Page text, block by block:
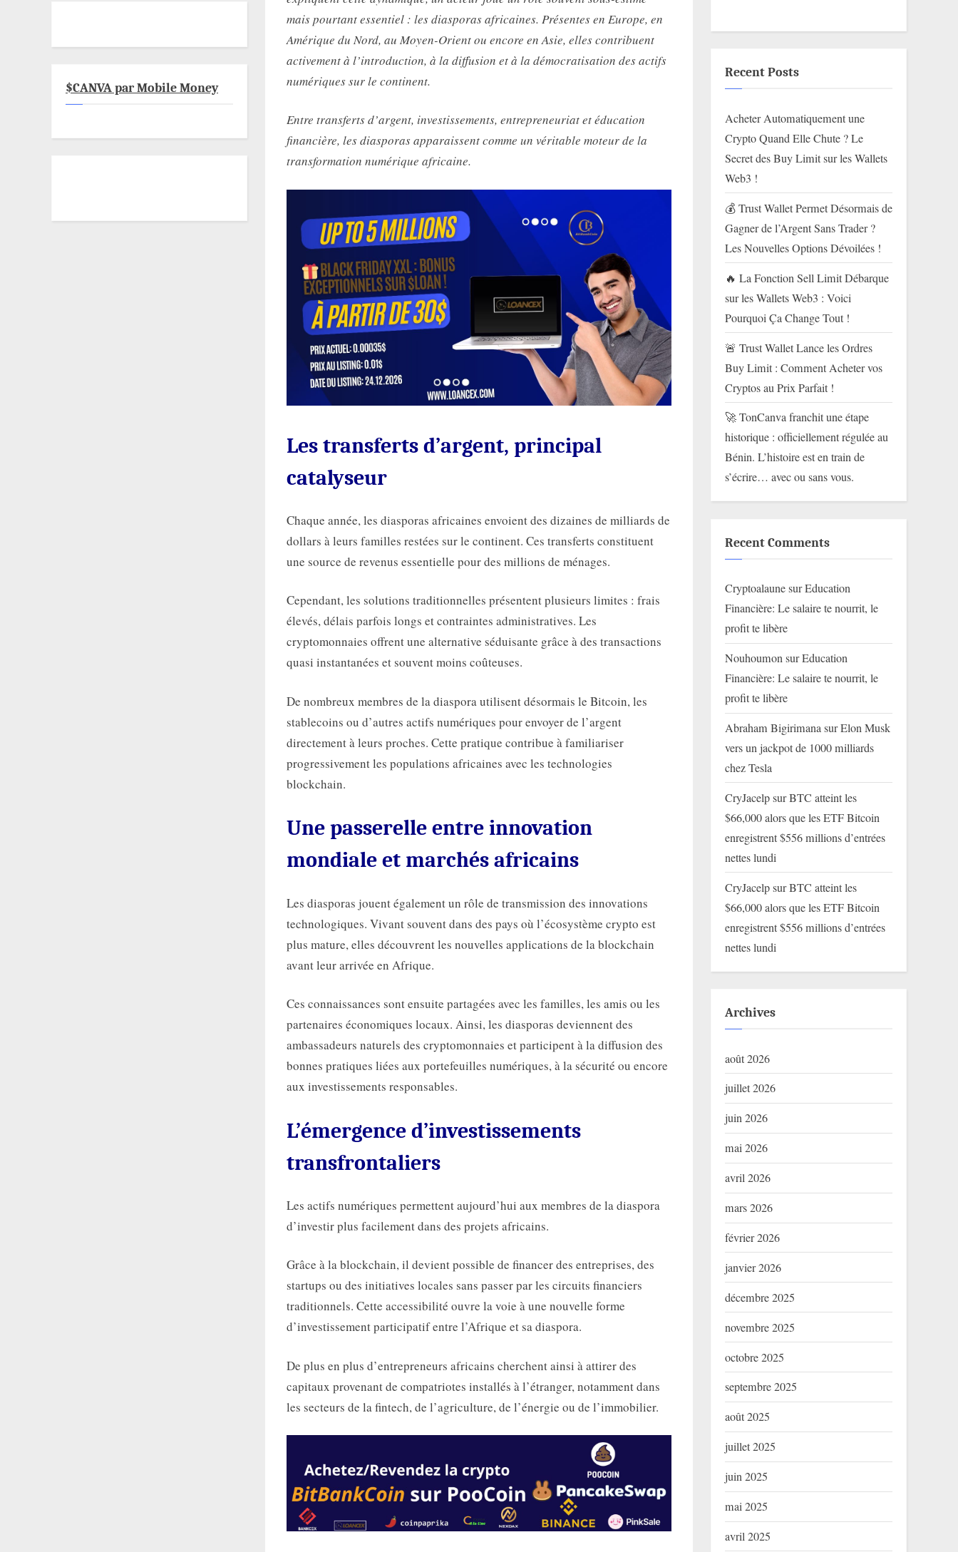
mais pourtant essentiel : les diasporas africaines. Présentes en Europe, en
Amérique du Nord, au Moyen-Orient ou encore en Asie, elles contribuent
activement à l’introduction, à la diffusion et à la démocratisation des actifs
numériques sur le continent.
Entre transferts d’argent, investissements, entrepreneuriat et éducation
financière, les diasporas apparaissent comme un véritable moteur de la
transformation numérique africaine.
Les transferts d’argent, principal
catalyseur
Chaque année, les diasporas africaines envoient des dizaines de milliards de
dollars à leurs familles restées sur le continent. Ces transferts constituent
une source de revenus essentielle pour des millions de ménages.
Cependant, les solutions traditionnelles présentent plusieurs limites : frais
élevés, délais parfois longs et contraintes administratives. Les
cryptomonnaies offrent une alternative séduisante grâce à des transactions
quasi instantanées et souvent moins coûteuses.
De nombreux membres de la diaspora utilisent désormais le Bitcoin, les
stablecoins ou d’autres actifs numériques pour envoyer de l’argent
directement à leurs proches. Cette pratique contribue à familiariser
progressivement les populations africaines avec les technologies
blockchain.
Une passerelle entre innovation
mondiale et marchés africains
Les diasporas jouent également un rôle de transmission des innovations
technologiques. Vivant souvent dans des pays où l’écosystème crypto est
plus mature, elles découvrent les nouvelles applications de la blockchain
avant leur arrivée en Afrique.
Ces connaissances sont ensuite partagées avec les familles, les amis ou les
partenaires économiques locaux. Ainsi, les diasporas deviennent des
ambassadeurs naturels des cryptomonnaies et participent à la diffusion des
bonnes pratiques liées aux portefeuilles numériques, à la sécurité ou encore
aux investissements responsables.
L’émergence d’investissements
transfrontaliers
Les actifs numériques permettent aujourd’hui aux membres de la diaspora
d’investir plus facilement dans des projets africains.
Grâce à la blockchain, il devient possible de financer des entreprises, des
startups ou des initiatives locales sans passer par les circuits financiers
traditionnels. Cette accessibilité ouvre la voie à une nouvelle forme
d’investissement participatif entre l’Afrique et sa diaspora.
De plus en plus d’entrepreneurs africains cherchent ainsi à attirer des
capitaux provenant de compatriotes installés à l’étranger, notamment dans
les secteurs de la fintech, de l’agriculture, de l’énergie ou de l’immobilier.
$CANVA par Mobile Money
Recent Posts
Acheter Automatiquement une
Crypto Quand Elle Chute ? Le
Secret des Buy Limit sur les Wallets
Web3 !
💰 Trust Wallet Permet Désormais de
Gagner de l’Argent Sans Trader ?
Les Nouvelles Options Dévoilées !
🔥 La Fonction Sell Limit Débarque
sur les Wallets Web3 : Voici
Pourquoi Ça Change Tout !
🚨 Trust Wallet Lance les Ordres
Buy Limit : Comment Acheter vos
Cryptos au Prix Parfait !
🚀 TonCanva franchit une étape
historique : officiellement régulée au
Bénin. L’histoire est en train de
s’écrire… avec ou sans vous.
Recent Comments
CryptoalaunesurEducation
Financière: Le salaire te nourrit, le
profit te libère
NouhoumonsurEducation
Financière: Le salaire te nourrit, le
profit te libère
Abraham BigirimanasurElon Musk
vers un jackpot de 1000 milliards
chez Tesla
CryJacelpsurBTC atteint les
$66,000 alors que les ETF Bitcoin
enregistrent $556 millions d’entrées
nettes lundi
CryJacelpsurBTC atteint les
$66,000 alors que les ETF Bitcoin
enregistrent $556 millions d’entrées
nettes lundi
Archives
août 2026
juillet 2026
juin 2026
mai 2026
avril 2026
mars 2026
février 2026
janvier 2026
décembre 2025
novembre 2025
octobre 2025
septembre 2025
août 2025
juillet 2025
juin 2025
mai 2025
avril 2025